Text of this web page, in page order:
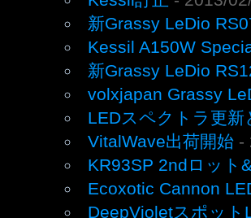
新Grassy LeDio
Kessil A150W
新Grassy LeDio
volxjapan Grassy
LEDスペクトラ更新
VitalWave出荷開始 -
KR93SP 2ndロット
Ecoxotic Cannon
DeepVioletスポット